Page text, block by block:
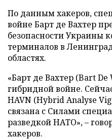
По данным хакеров,
войне Барт де Вахтер
безопасности Украины
терминалов в
областях.
«Барт де Вахтер (Bart
гибридной войне.
HAVN (Hybrid Analyse
связана с Силами
разведкой НАТО», –
хакеров.